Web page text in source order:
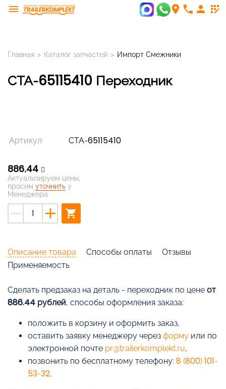
menu room phone person app_registration
Главная > Каталог запчастей > Импорт Смежники
СТА-65115410 Переходник
Артикул СТА-65115410
886,44
Актуализируем цены,
просим уточнить у
Менеджера
remove add shopping_cart
Описание товара Способы оплаты
Отзывы
Применяемость
Cделать предзаказ на деталь - переходник по цене от
886.44 рублей, способы оформления заказа:
положить в корзину и оформить заказ,
оставить заявку менеджеру через форму или по
электронной почте pr@trailerkomplekt.ru,
позвонить по бесплатному телефону: 8 (800) 101-
53-32.